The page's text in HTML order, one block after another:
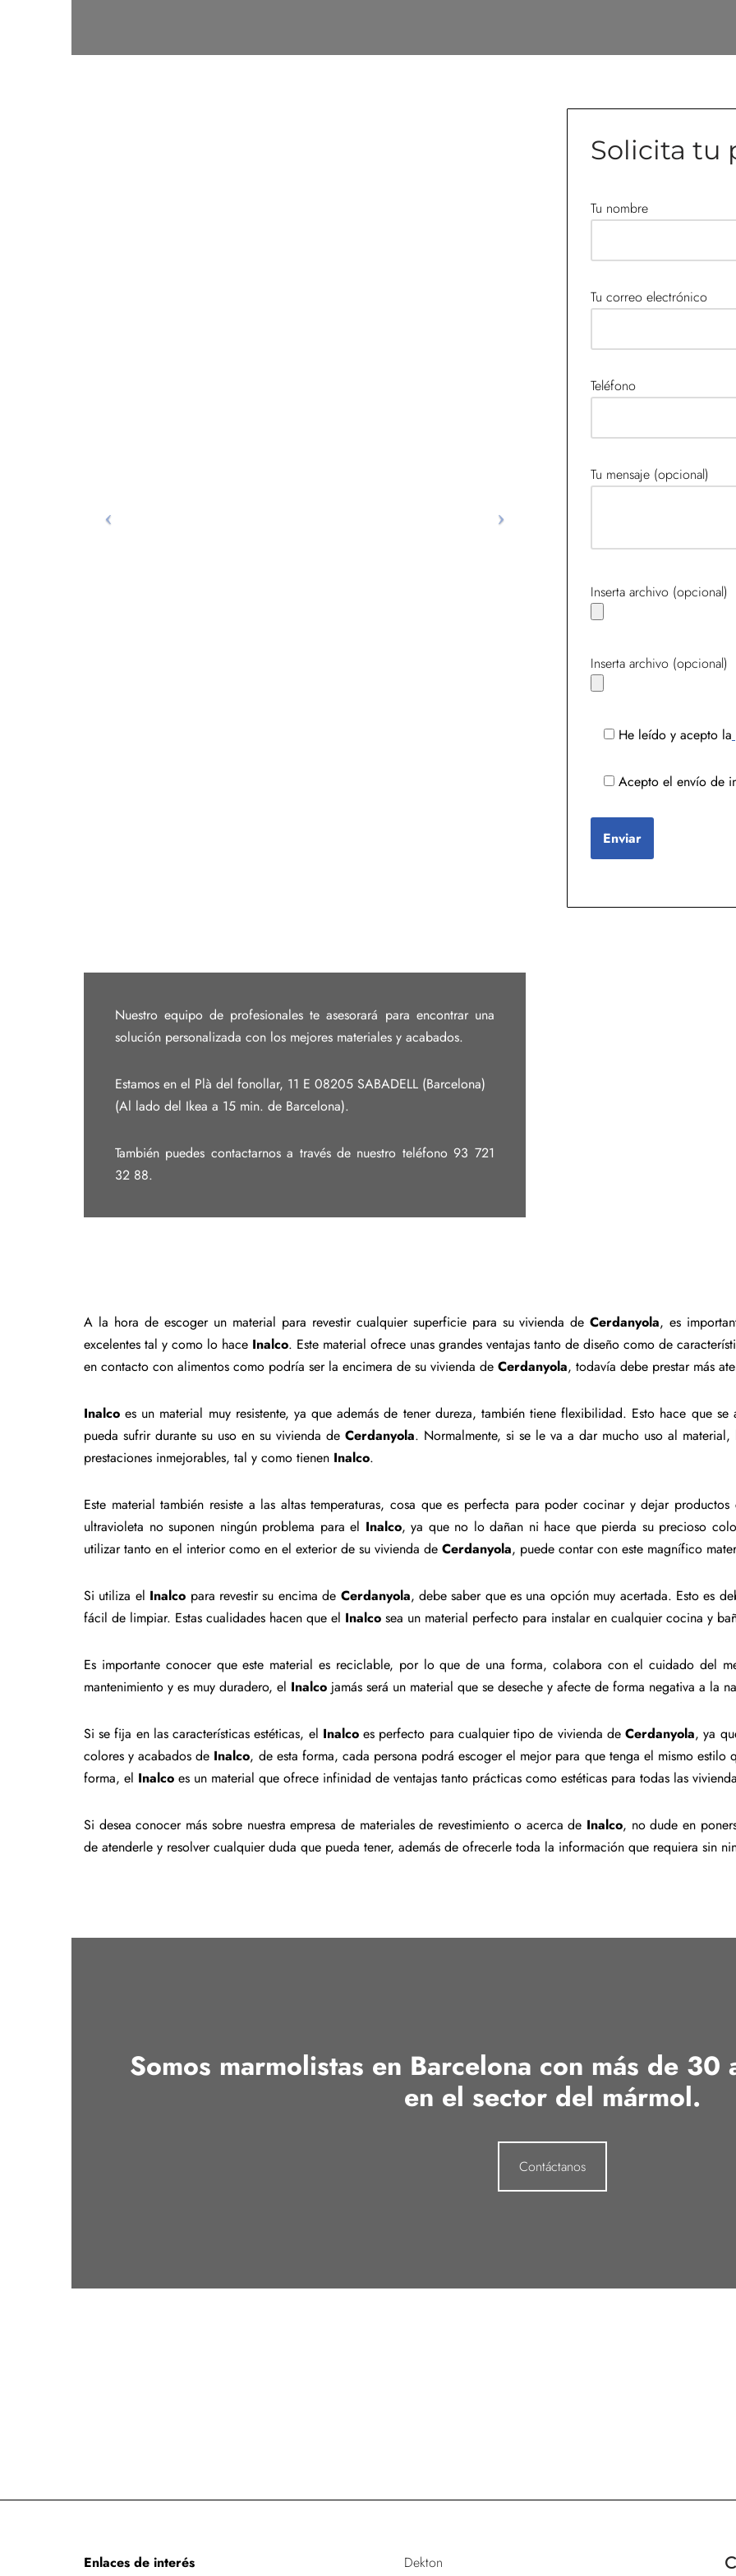
Nuestro equipo de profesionales te asesorará para encontrar una
solución personalizada con los mejores materiales y acabados.
Estamos en el Plà del fonollar, 11 E 08205 SABADELL (Barcelona)
(Al lado del Ikea a 15 min. de Barcelona).
También puedes contactarnos a través de nuestro teléfono 93 721
32 88.
Solicita tu
Tu nombre
Tu correo electrónico
Teléfono
Tu mensaje (opcional)
Inserta archivo (opcional)
Inserta archivo (opcional)
He leído y acepto la
Acepto el envío de
A la hora de escoger un material para revestir cualquier superficie para su vivienda deCerdanyola, es
excelentes tal y como lo hace Inalco. Este material ofrece unas grandes ventajas tanto de diseño como de
en contacto con alimentos como podría ser la encimera de su vivienda de Cerdanyola, todavía debe prestar más
Inalco es un material muy resistente, ya que además de tener dureza, también tiene flexibilidad. Esto hace que
pueda sufrir durante su uso en su vivienda de Cerdanyola. Normalmente, si se le va a dar mucho uso al
prestaciones inmejorables, tal y como tienen Inalco.
Este material también resiste a las altas temperaturas, cosa que es perfecta para poder cocinar y dejar
ultravioleta no suponen ningún problema para el Inalco, ya que no lo dañan ni hace que pierda su precioso
utilizar tanto en el interior como en el exterior de su vivienda de Cerdanyola, puede contar con este magnífico
Si utiliza el Inalco para revestir su encima de Cerdanyola, debe saber que es una opción muy acertada. Esto es
fácil de limpiar. Estas cualidades hacen que el Inalco sea un material perfecto para instalar en cualquier cocina y
Es importante conocer que este material es reciclable, por lo que de una forma, colabora con el cuidado del
mantenimiento y es muy duradero, el Inalco jamás será un material que se deseche y afecte de forma negativa a la
Si se fija en las características estéticas, el Inalcoes perfecto para cualquier tipo de vivienda deCerdanyola, ya
colores y acabados de Inalco, de esta forma, cada persona podrá escoger el mejor para que tenga el mismo estilo
forma, el Inalco es un material que ofrece infinidad de ventajas tanto prácticas como estéticas para todas las
Si desea conocer más sobre nuestra empresa de materiales de revestimiento o acerca de Inalco, no dude en
de atenderle y resolver cualquier duda que pueda tener, además de ofrecerle toda la información que requiera sin
Somos marmolistas en Barcelona con más de
en el sector del mármol.
Contáctanos
Enlaces de interés Dekton